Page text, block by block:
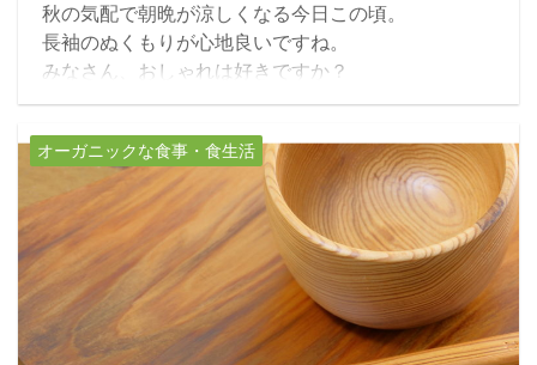
秋の気配で朝晩が涼しくなる今日この頃。
長袖のぬくもりが心地良いですね。
みなさん、おしゃれは好きですか？
私は、好きです！・・・と、胸を張っては言えない
でも、好きなのです！
好きも何も、隠せればなんでもいい！
という方もいらっしゃるかもしれませんね。
オーガニックな食事・食生活